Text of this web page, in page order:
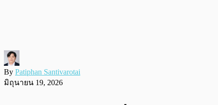
By Patiphan Santivarotai
มิถุนายน 19, 2026